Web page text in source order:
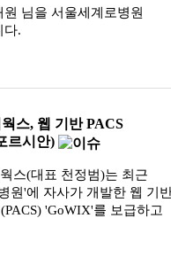
님을 서울세계로병원
다.
스, 웹 기반 PACS
르시안)
스(대표 천정범)는 최근
원'에 자사가 개발한 웹 기
'GoWIX'를 보급하고